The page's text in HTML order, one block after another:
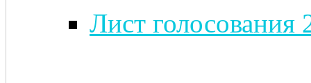
Лист голосования